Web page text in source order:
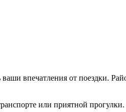
впечатления от поездки.
или приятной